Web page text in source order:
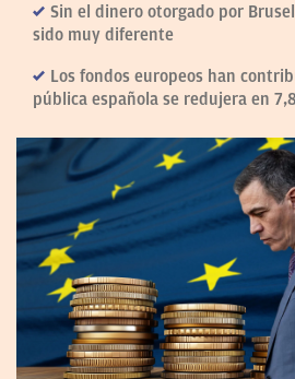
Sin el dinero otorgado por
sido muy diferente
Los fondos europeos han
pública española se redujera en